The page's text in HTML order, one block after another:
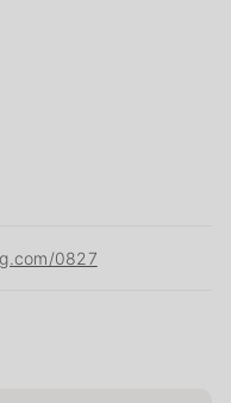
0827